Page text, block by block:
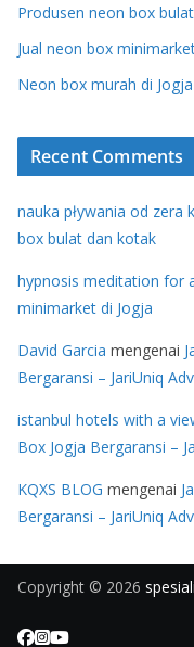
Produsen neon box
Jual neon box
Neon box murah di Jogja
Recent Comments
nauka pływania od zera
box bulat dan kotak
hypnosis meditation for
minimarket di Jogja
David Garcia mengenai
Bergaransi – JariUniq
istanbul hotels with a
Box Jogja Bergaransi –
KQXS BLOG mengenai
Bergaransi – JariUniq
Copyright © 2026